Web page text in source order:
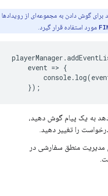
گوش دادن به مجموعه‌ای از رویدادها
مورد استفاده قرار گیرد.
playerManager .
event => {
console. log(
});
به یک پیام گوش دهید،
را تغییر دهید.
مدیریت منطق سفارشی در